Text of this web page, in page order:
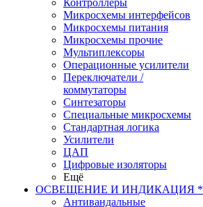
Контроллеры
Микросхемы интерфейсов
Микросхемы питания
Микросхемы прочие
Мультиплексоры
Операционные усилители
Переключатели /
коммутаторы
Синтезаторы
Специальные микросхемы
Стандартная логика
Усилители
ЦАП
Цифровые изоляторы
Ещё
ОСВЕЩЕНИЕ И ИНДИКАЦИЯ *
Антивандальные